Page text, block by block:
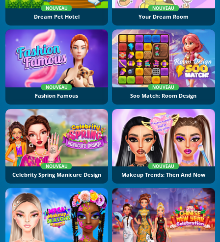
NOUVEAU
Dream Pet Hotel
NOUVEAU
Your Dream Room
NOUVEAU
Fashion Famous
NOUVEAU
Soo Match: Room Design
NOUVEAU
Celebrity Spring Manicure Design
NOUVEAU
Makeup Trends: Then And Now